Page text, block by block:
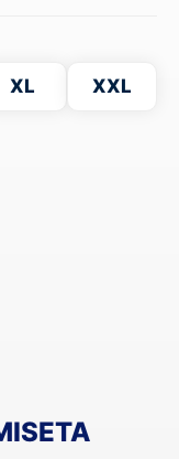
XL XXL